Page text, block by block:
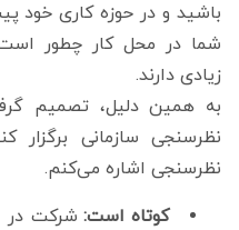
باشید و در حوزه کاری خود
شما در محل کار چطور
زیادی دارند.
به همین دلیل، تصمیم
نظرسنجی سازمانی برگزار
نظرسنجی اشاره می‌کنم.
کوتاه است: شرکت در